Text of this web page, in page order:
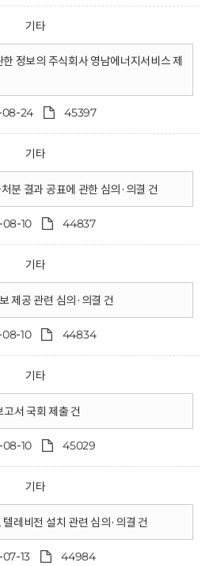
기타
정보의 주식회사 영남에너지서비스 제
08-24 45397
기타
분 결과 공표에 관한 심의·의결 건
08-10 44837
기타
제공 관련 심의·의결 건
08-10 44834
기타
서 국회 제출 건
08-10 45029
기타
레비전 설치 관련 심의·의결 건
07-13 44984